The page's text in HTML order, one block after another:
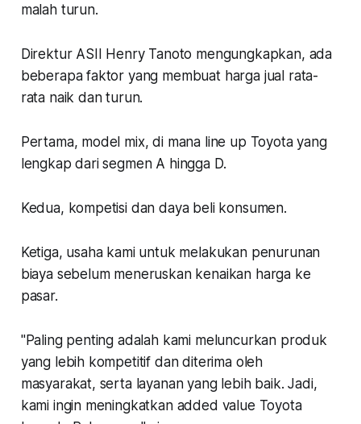
malah turun.
Direktur ASII Henry Tanoto mengungkapkan, ada
beberapa faktor yang membuat harga jual rata-
rata naik dan turun.
Pertama, model mix, di mana line up Toyota yang
lengkap dari segmen A hingga D.
Kedua, kompetisi dan daya beli konsumen.
Ketiga, usaha kami untuk melakukan penurunan
biaya sebelum meneruskan kenaikan harga ke
pasar.
"Paling penting adalah kami meluncurkan produk
yang lebih kompetitif dan diterima oleh
masyarakat, serta layanan yang lebih baik. Jadi,
kami ingin meningkatkan added value Toyota